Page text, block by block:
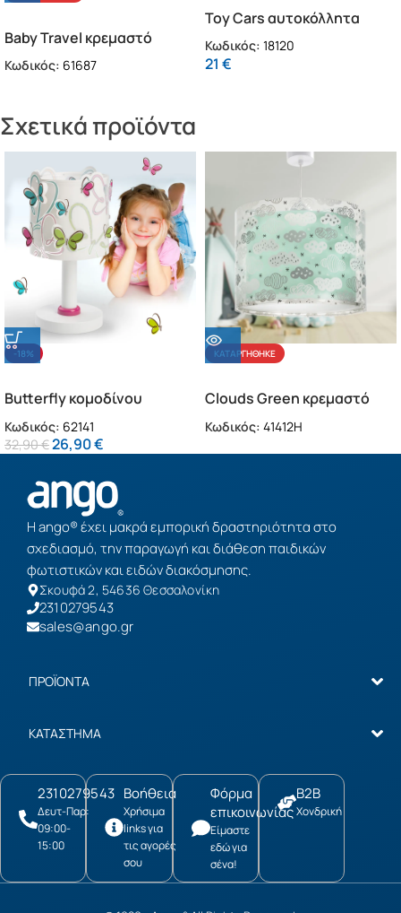
Baby Travel κρεμαστό
τρίφωτο οροφής (61687)
Κωδικός: 61687
Toy Cars αυτοκόλλητα
τοίχου L (18120)
Κωδικός: 18120
21 €
Σχετικά προϊόντα
-18%
Butterfly κομοδίνου
παιδικό φωτιστικό (62141)
Κωδικός: 62141
32,90€26,90€
ΚΑΤΑΡΓΉΘΗΚΕ
Clouds Green κρεμαστό
παιδικό φωτιστικό
(41412H)
Κωδικός: 41412H
Η ango® έχει μακρά εμπορική δραστηριότητα στο
σχεδιασμό, την παραγωγή και διάθεση παιδικών
φωτιστικών και ειδών διακόσμησης.
Σκουφά 2, 54636 Θεσσαλονίκη
2310279543
sales@ango.gr
ΠΡΟΪΟΝΤΑ
ΚΑΤΑΣΤΗΜΑ
2310279543
Δευτ-Παρ:
09:00-
15:00
Βοήθεια
Χρήσιμα
links για
τις αγορές
σου
Φόρμα
επικοινωνίας
Είμαστε
εδώ για
σένα!
B2B
Χονδρική